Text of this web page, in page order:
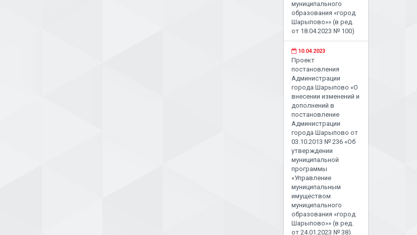
муниципального
образования «город
Шарыпово»» (в ред.
от 18.04.2023 № 100)
10.04.2023
Проект
постановления
Администрации
города Шарыпово «О
внесении изменений и
дополнений в
постановление
Администрации
города Шарыпово от
03.10.2013 № 236 «Об
утверждении
муниципальной
программы
«Управление
муниципальным
имуществом
муниципального
образования «город
Шарыпово»» (в ред.
от 24.01.2023 № 38)